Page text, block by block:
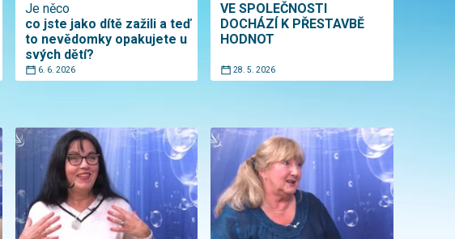
Je něco
co jste jako dítě zažili a teď
to nevědomky opakujete u
svých dětí?
6. 6. 2026
VE SPOLEČNOSTI
DOCHÁZÍ K PŘESTAVBĚ
HODNOT
28. 5. 2026